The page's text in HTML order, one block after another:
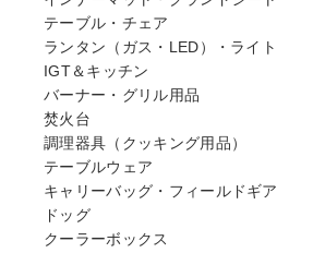
テーブル・チェア
ランタン（ガス・LED）・ライト
IGT＆キッチン
バーナー・グリル用品
焚火台
調理器具（クッキング用品）
テーブルウェア
キャリーバッグ・フィールドギア
ドッグ
クーラーボックス